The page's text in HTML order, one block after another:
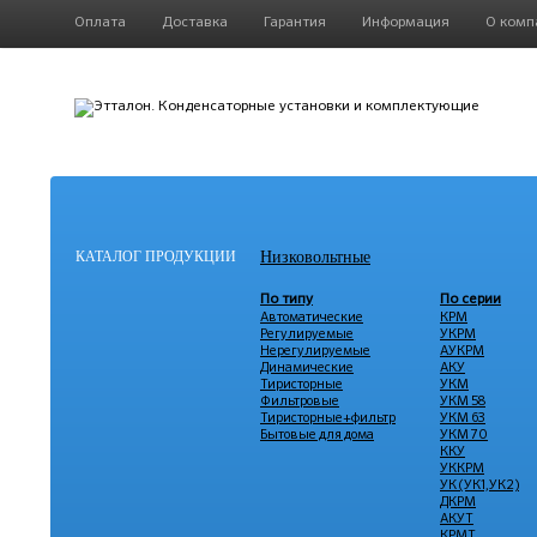
Оплата Доставка Гарантия Информация О
КАТАЛОГ ПРОДУКЦИИ Низковольтные
По типу
Автоматические
Регулируемые
Нерегулируемые
Динамические
Тиристорные
Фильтровые
Тиристорные+фильтр
Бытовые для дома
По серии
КРМ
УКРМ
АУКРМ
АКУ
УКМ
УКМ 58
УКМ 63
УКМ 70
ККУ
УККРМ
УК (УК1,УК2)
ДКРМ
АКУТ